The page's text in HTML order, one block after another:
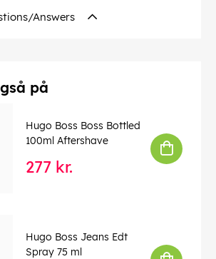
Answers
på
Hugo Boss Boss Bottled
100ml Aftershave
277 kr.
Hugo Boss Jeans Edt
Spray 75 ml